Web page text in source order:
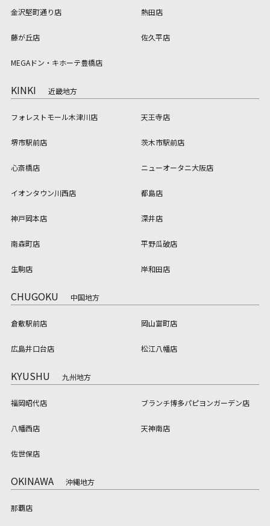
金沢堅町通り店 熱田店
藤が丘店 佐久平店
MEGAドン・キホーテ豊橋店
KINKI 近畿地方
フォレストモール木津川店 天王寺店
堺市駅前店 茨木市駅前店
心斎橋店 ニューオータニ大阪店
イオンタウン川西店 都島店
神戸岡本店 深井店
南森町店 平野瓜破店
生駒店 岸和田店
CHUGOKU 中国地方
倉敷駅前店 岡山富町店
広島井口台店 松江八幡店
KYUSHU 九州地方
福岡昭代店 ブランチ博多パピヨンガーデン店
八幡西店 天神南店
佐世保店
OKINAWA 沖縄地方
那覇店